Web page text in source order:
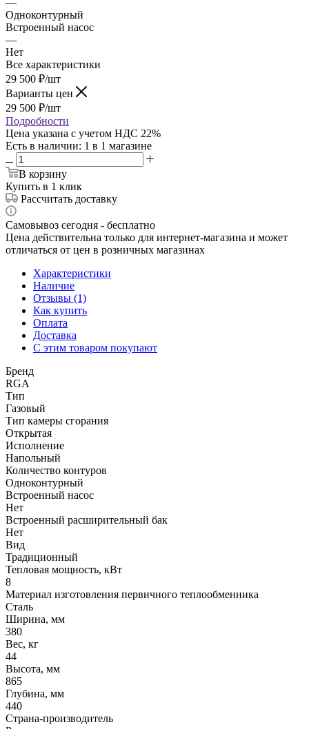
Одноконтурный
Встроенный насос
—
Нет
Все характеристики
29 500 ₽/шт
Варианты цен
29 500 ₽/шт
Подробности
Цена указана с учетом НДС 22%
Есть в наличии: 1 в 1 магазине
В корзину
Купить в 1 клик
Рассчитать доставку
Самовывоз сегодня - бесплатно
Цена действительна только для интернет-магазина и может
отличаться от цен в розничных магазинах
Характеристики
Наличие
Отзывы (1)
Как купить
Оплата
Доставка
С этим товаром покупают
Бренд
RGA
Тип
Газовый
Тип камеры сгорания
Открытая
Исполнение
Напольный
Количество контуров
Одноконтурный
Встроенный насос
Нет
Встроенный расширительный бак
Нет
Вид
Традиционный
Тепловая мощность, кВт
8
Материал изготовления первичного теплообменника
Сталь
Ширина, мм
380
Вес, кг
44
Высота, мм
865
Глубина, мм
440
Страна-производитель